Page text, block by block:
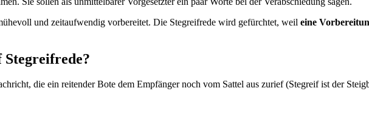
und zeitaufwendig vorbereitet. Die Stegreifrede wird gefürchtet, weil eine
die ein reitender Bote dem Empfänger noch vom Sattel aus zurief (Stegreif ist der